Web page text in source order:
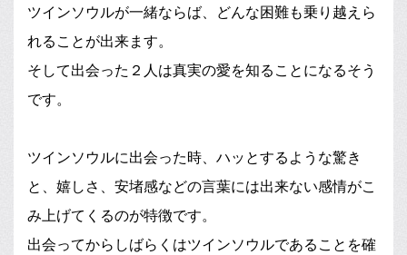
ツインソウルが一緒ならば、どんな困難も乗り越えら
れることが出来ます。
そして出会った２人は真実の愛を知ることになるそう
です。
ツインソウルに出会った時、ハッとするような驚き
と、嬉しさ、安堵感などの言葉には出来ない感情がこ
み上げてくるのが特徴です。
出会ってからしばらくはツインソウルであることを確